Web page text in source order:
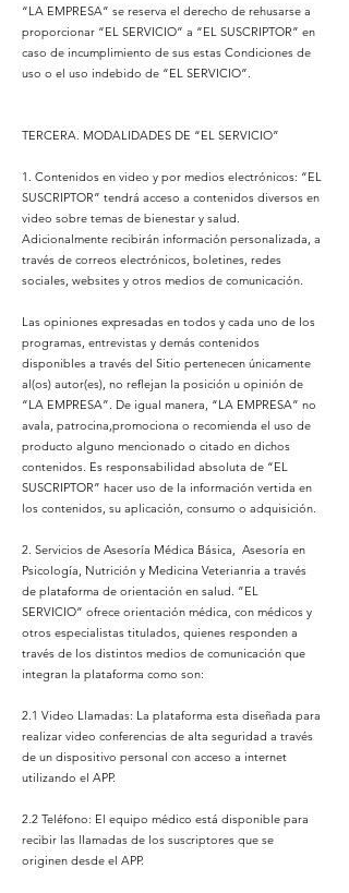
“LA EMPRESA” se reserva el derecho de rehusarse a
proporcionar “EL SERVICIO” a “EL SUSCRIPTOR” en
caso de incumplimiento de sus estas Condiciones de
uso o el uso indebido de “EL SERVICIO”.
TERCERA. MODALIDADES DE “EL SERVICIO”
1. Contenidos en video y por medios electrónicos: “EL
SUSCRIPTOR” tendrá acceso a contenidos diversos en
video sobre temas de bienestar y salud.
Adicionalmente recibirán información personalizada, a
través de correos electrónicos, boletines, redes
sociales, websites y otros medios de comunicación.
Las opiniones expresadas en todos y cada uno de los
programas, entrevistas y demás contenidos
disponibles a través del Sitio pertenecen únicamente
al(os) autor(es), no reflejan la posición u opinión de
“LA EMPRESA”. De igual manera, “LA EMPRESA” no
avala, patrocina,promociona o recomienda el uso de
producto alguno mencionado o citado en dichos
contenidos. Es responsabilidad absoluta de “EL
SUSCRIPTOR” hacer uso de la información vertida en
los contenidos, su aplicación, consumo o adquisición.
2. Servicios de Asesoría Médica Básica, Asesoría en
Psicología, Nutrición y Medicina Veterianria a través
de plataforma de orientación en salud. ”EL
SERVICIO” ofrece orientación médica, con médicos y
otros especialistas titulados, quienes responden a
través de los distintos medios de comunicación que
integran la plataforma como son:
2.1 Video Llamadas: La plataforma esta diseñada para
realizar video conferencias de alta seguridad a través
de un dispositivo personal con acceso a internet
utilizando el APP.
2.2 Teléfono: El equipo médico está disponible para
recibir las llamadas de los suscriptores que se
originen desde el APP.